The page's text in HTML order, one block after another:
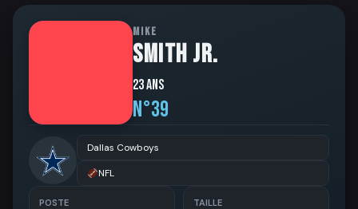
MIKE
SMITH JR.
23 ans
N°39
Dallas Cowboys
NFL
POSTE TAILLE